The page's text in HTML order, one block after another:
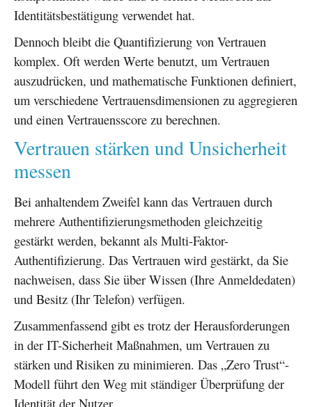
Identitätsbestätigung verwendet hat.
Dennoch bleibt die Quantifizierung von Vertrauen
komplex. Oft werden Werte benutzt, um Vertrauen
auszudrücken, und mathematische Funktionen definiert,
um verschiedene Vertrauensdimensionen zu aggregieren
und einen Vertrauensscore zu berechnen.
Vertrauen stärken und Unsicherheit
messen
Bei anhaltendem Zweifel kann das Vertrauen durch
mehrere Authentifizierungsmethoden gleichzeitig
gestärkt werden, bekannt als Multi-Faktor-
Authentifizierung. Das Vertrauen wird gestärkt, da Sie
nachweisen, dass Sie über Wissen (Ihre Anmeldedaten)
und Besitz (Ihr Telefon) verfügen.
Zusammenfassend gibt es trotz der Herausforderungen
in der IT-Sicherheit Maßnahmen, um Vertrauen zu
stärken und Risiken zu minimieren. Das „Zero Trust“-
Modell führt den Weg mit ständiger Überprüfung der
Identität der Nutzer.